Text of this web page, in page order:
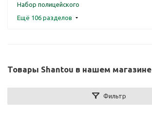
Набор полицейского
Ещё 106 разделов
Товары Shantou в нашем магазине
Фильтр